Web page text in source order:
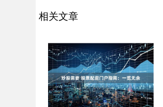
相关文章